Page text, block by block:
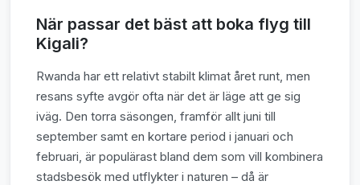
När passar det bäst att boka flyg till
Kigali?
Rwanda har ett relativt stabilt klimat året runt, men
resans syfte avgör ofta när det är läge att ge sig
iväg. Den torra säsongen, framför allt juni till
september samt en kortare period i januari och
februari, är populärast bland dem som vill kombinera
stadsbesök med utflykter i naturen – då är